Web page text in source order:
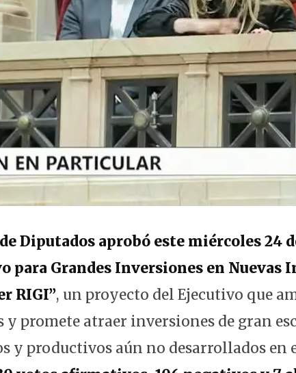
Diputados aprobó este miércoles 24
para Grandes Inversiones en Nuevas
RIGI”, un proyecto del Ejecutivo que
y promete atraer inversiones de gran
y productivos aún no desarrollados en